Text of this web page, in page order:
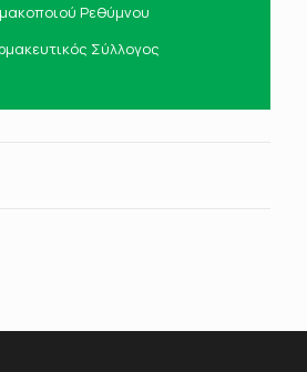
Ρεθύμνου
Σύλλογος